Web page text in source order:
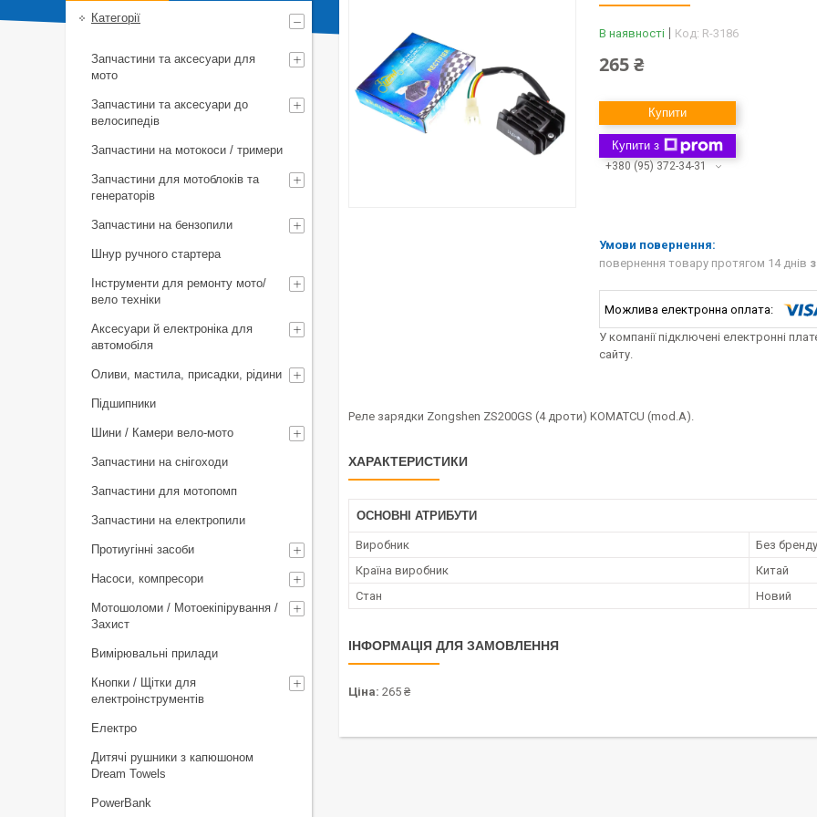
В наявності Код: R-3186
265 ₴
Купити
Купити з
+380 (95) 372-34-31
повернення товару протягом 14 днів
У компанії підключені електронні
сайту.
Реле зарядки Zongshen ZS200GS (4 дроти) KOMATCU (mod.A).
ХАРАКТЕРИСТИКИ
ОСНОВНІ АТРИБУТИ
Виробник
Без бренду
Країна виробник
Китай
Стан
Новий
ІНФОРМАЦІЯ ДЛЯ ЗАМОВЛЕННЯ
Ціна: 265 ₴
Категорії
Запчастини та аксесуари для
мото
Запчастини та аксесуари до
велосипедів
Запчастини на мотокоси / тримери
Запчастини для мотоблоків та
генераторів
Запчастини на бензопили
Шнур ручного стартера
Інструменти для ремонту мото/
вело техніки
Аксесуари й електроніка для
автомобіля
Оливи, мастила, присадки, рідини
Підшипники
Шини / Камери вело-мото
Запчастини на снігоходи
Запчастини для мотопомп
Запчастини на електропили
Протиугінні засоби
Насоси, компресори
Мотошоломи / Мотоекіпірування /
Захист
Вимірювальні прилади
Кнопки / Щітки для
електроінструментів
Електро
Дитячі рушники з капюшоном
Dream Towels
PowerBank